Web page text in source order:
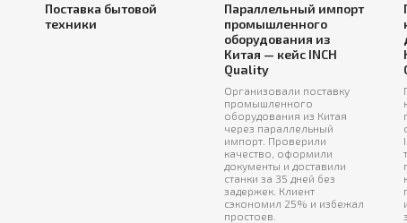
Поставка бытовой
техники
Параллельный импорт
промышленного
оборудования из
Китая — кейс INCH
Quality
Организовали поставку
промышленного
оборудования из Китая
через параллельный
импорт. Проверили
качество, оформили
документы и доставили
станки за 35 дней без
задержек. Клиент
сэкономил 25% и избежал
простоев.